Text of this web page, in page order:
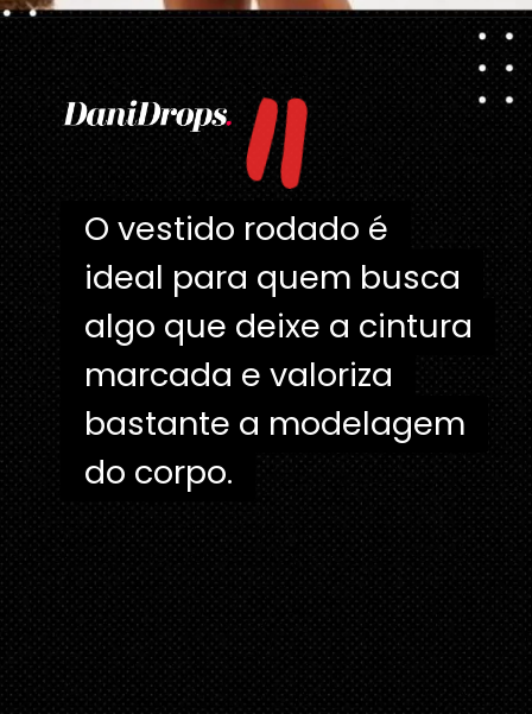
Opening https://danidrops.com.br/tendencia-de-vestido-2023/
"
O vestido rodado é
ideal para quem busca
algo que deixe a cintura
marcada e valoriza
bastante a modelagem
do corpo.
O vestido rodado é
ideal para quem busca
algo que deixe a cintura
marcada e valoriza
bastante a modelagem
do corpo.